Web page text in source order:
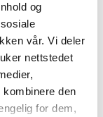
og
vår. Vi deler
nettstedet
den
for dem,